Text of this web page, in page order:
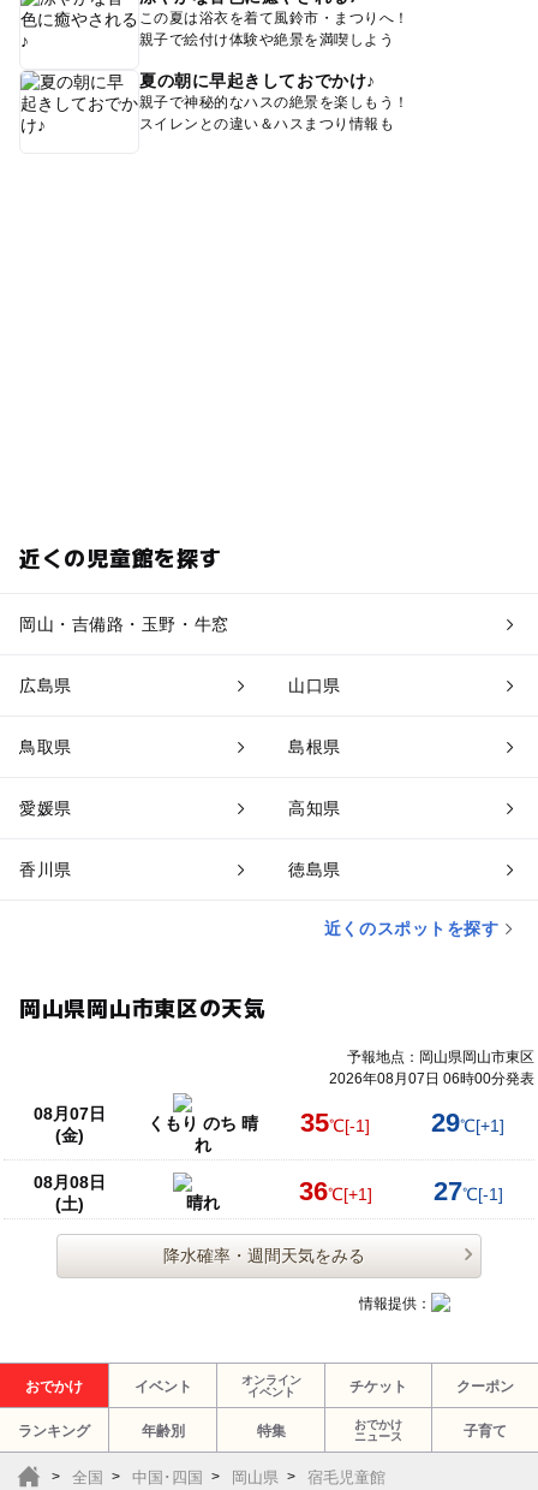
この夏は浴衣を着て風鈴市・まつりへ！
親子で絵付け体験や絶景を満喫しよう
夏の朝に早起きしておでかけ♪
親子で神秘的なハスの絶景を楽しもう！
スイレンとの違い＆ハスまつり情報も
近くの児童館を探す
岡山・吉備路・玉野・牛窓
広島県 山口県
鳥取県 島根県
愛媛県 高知県
香川県 徳島県
近くのスポットを探す
岡山県岡山市東区の天気
予報地点：岡山県岡山市東区
2026年08月07日 06時00分発表
08月07日
(金)
くもり のち 晴
れ
35℃[-1] 29℃[+1]
08月08日
(土)
晴れ 36℃[+1] 27℃[-1]
降水確率・週間天気をみる
情報提供：
おでかけ イベント
オンライン
イベント
チケット クーポン
ランキング 年齢別 特集
おでかけ
ニュース
子育て
全国 中国･四国 岡山県 宿毛児童館